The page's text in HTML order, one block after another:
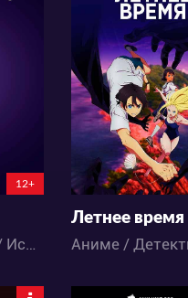
12+
Аниме / Война / Исторический / Экшен
139 115
Летнее время